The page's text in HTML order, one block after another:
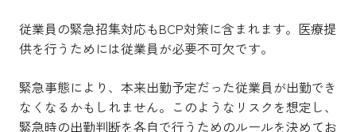
従業員の緊急招集対応もBCP対策に含まれます。医療提
供を行うためには従業員が必要不可欠です。
緊急事態により、本来出勤予定だった従業員が出勤でき
なくなるかもしれません。このようなリスクを想定し、
緊急時の出勤判断を各自で行うためのルールを決めてお